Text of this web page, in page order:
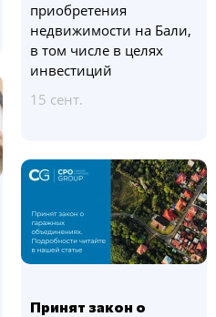
приобретения
недвижимости на Бали,
в том числе в целях
инвестиций
15 сент.
Принят закон о